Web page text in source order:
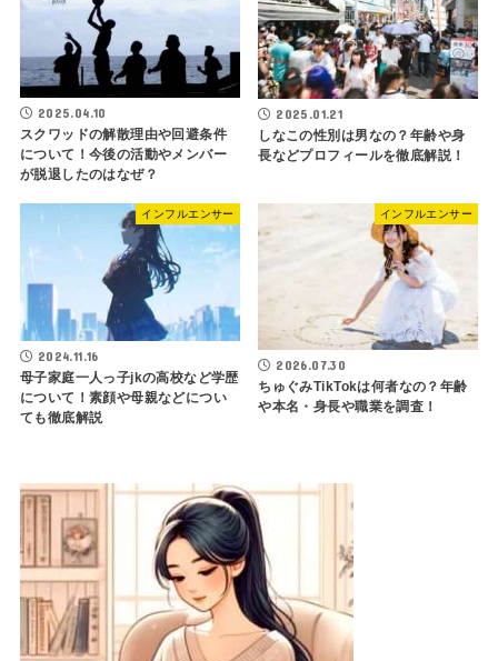
2025.04.10
スクワッドの解散理由や回避条件
について！今後の活動やメンバー
が脱退したのはなぜ？
2025.01.21
しなこの性別は男なの？年齢や身
長などプロフィールを徹底解説！
インフルエンサー
2024.11.16
母子家庭一人っ子jkの高校など学歴
について！素顔や母親などについ
ても徹底解説
インフルエンサー
2026.07.30
ちゅぐみTikTokは何者なの？年齢
や本名・身長や職業を調査！